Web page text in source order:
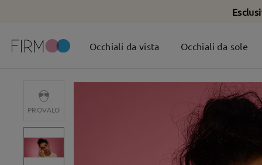
Occhiali da vista Occhiali da sole
PROVALO